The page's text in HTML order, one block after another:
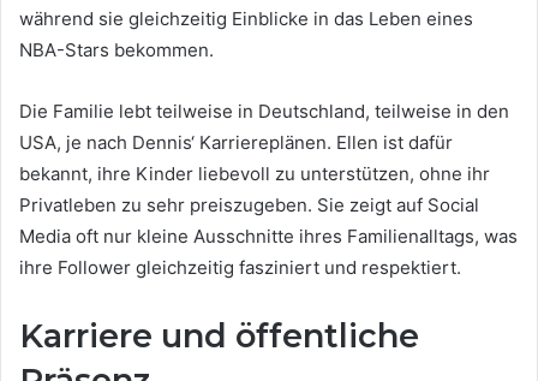
während sie gleichzeitig Einblicke in das Leben eines
NBA-Stars bekommen.
Die Familie lebt teilweise in Deutschland, teilweise in den
USA, je nach Dennis‘ Karriereplänen. Ellen ist dafür
bekannt, ihre Kinder liebevoll zu unterstützen, ohne ihr
Privatleben zu sehr preiszugeben. Sie zeigt auf Social
Media oft nur kleine Ausschnitte ihres Familienalltags, was
ihre Follower gleichzeitig fasziniert und respektiert.
Karriere und öffentliche